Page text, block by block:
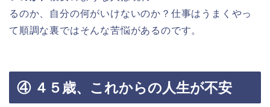
るのか、自分の何がいけないのか？仕事はうまくやっ
て順調な裏ではそんな苦悩があるのです。
④ ４５歳、これからの人生が不安